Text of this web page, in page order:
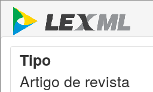
Tipo
Artigo de revista